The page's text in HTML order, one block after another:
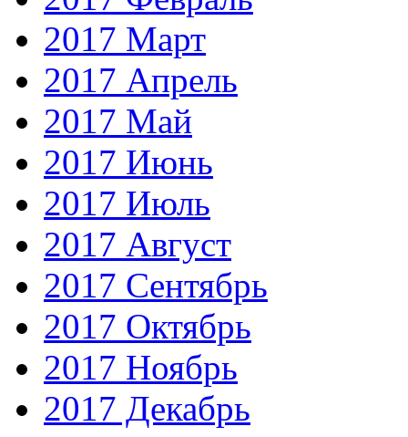
2017 Март
2017 Апрель
2017 Май
2017 Июнь
2017 Июль
2017 Август
2017 Сентябрь
2017 Октябрь
2017 Ноябрь
2017 Декабрь